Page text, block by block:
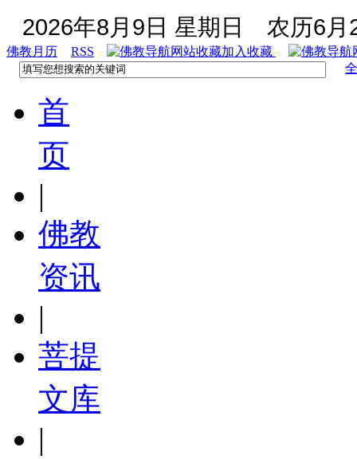
2026年8月9日 星期日 农历6月
佛教月历 RSS
加入收藏
首
页
|
佛教
资讯
|
菩提
文库
|